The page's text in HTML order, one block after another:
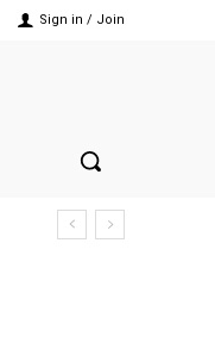
Sign in / Join